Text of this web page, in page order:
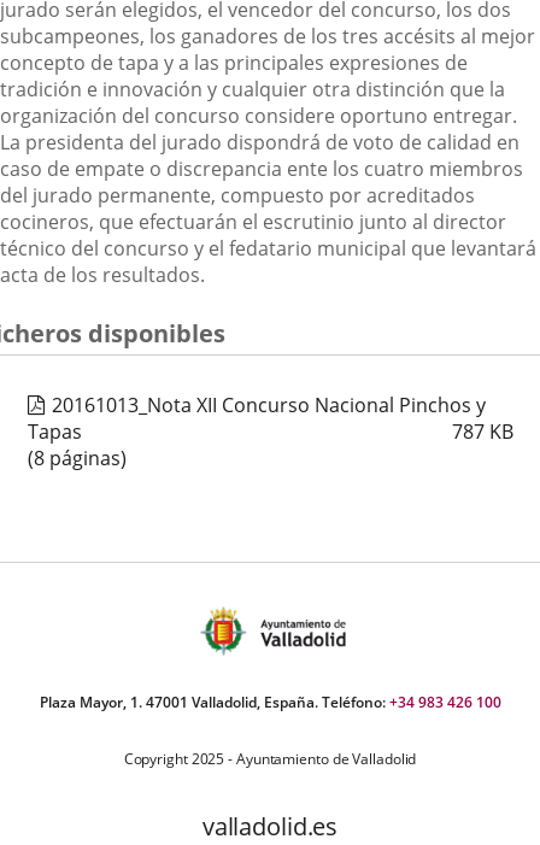
jurado serán elegidos, el vencedor del concurso, los dos
subcampeones, los ganadores de los tres accésits al mejor
concepto de tapa y a las principales expresiones de
tradición e innovación y cualquier otra distinción que la
organización del concurso considere oportuno entregar.
La presidenta del jurado dispondrá de voto de calidad en
caso de empate o discrepancia ente los cuatro miembros
del jurado permanente, compuesto por acreditados
cocineros, que efectuarán el escrutinio junto al director
técnico del concurso y el fedatario municipal que levantará
acta de los resultados.
disponibles
20161013_Nota XII Concurso Nacional Pinchos y
Tapas
787 KB
(8 páginas)
Plaza Mayor, 1. 47001 Valladolid, España. Teléfono:+34 983 426 100
Copyright 2025 - Ayuntamiento de Valladolid
valladolid.es